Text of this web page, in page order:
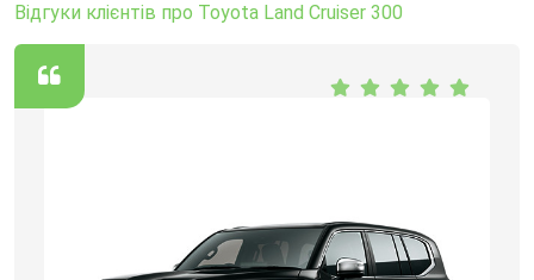
Відгуки клієнтів про Toyota Land Cruiser 300